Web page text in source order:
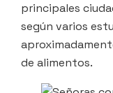
principales
según varios
de alimentos.